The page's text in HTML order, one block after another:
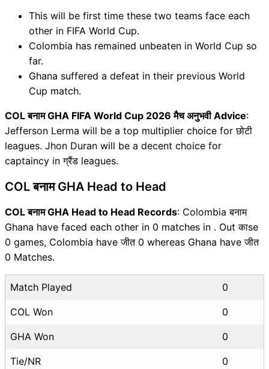
This will be first time these two teams face each
other in FIFA World Cup.
Colombia has remained unbeaten in World Cup so
far.
Ghana suffered a defeat in their previous World
Cup match.
COL बनाम GHA FIFA World Cup 2026 मैच अनुभवी Advice:
Jefferson Lerma will be a top multiplier choice for छोटी
leagues. Jhon Duran will be a decent choice for
captaincy in ग्रैंड leagues.
COL बनाम GHA Head to Head
COL बनाम GHA Head to Head Records: Colombia बनाम
Ghana have faced each other in 0 matches in . Out काse
0 games, Colombia have जीत 0 whereas Ghana have जीत
0 Matches.
Match Played 0
COL Won 0
GHA Won 0
Tie/NR 0